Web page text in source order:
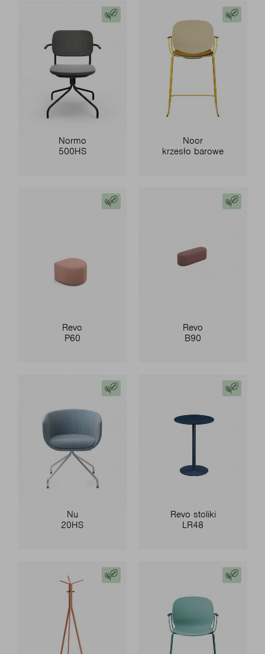
Normo
500HS
Noor
krzesło barowe
Revo
P60
Revo
B90
Nu
20HS
Revo stoliki
LR48